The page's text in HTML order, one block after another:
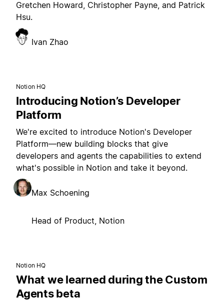
Gretchen Howard, Christopher Payne, and Patrick
Hsu.
Ivan Zhao
Notion HQ
Introducing Notion’s Developer
Platform
We're excited to introduce Notion's Developer
Platform—new building blocks that give
developers and agents the capabilities to extend
what's possible in Notion and take it beyond.
Max Schoening
Head of Product, Notion
Notion HQ
What we learned during the Custom
Agents beta